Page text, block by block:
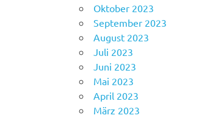
Oktober 2023
September 2023
August 2023
Juli 2023
Juni 2023
Mai 2023
April 2023
März 2023